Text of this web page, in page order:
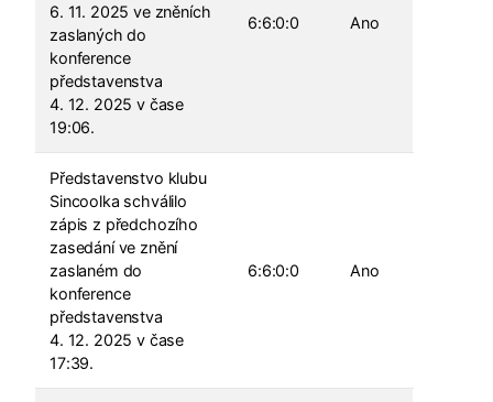
6. 11. 2025 ve zněních
zaslaných do
konference
představenstva
4. 12. 2025 v čase
19:06.
6:6:0:0 Ano
Představenstvo klubu
Sincoolka schválilo
zápis z předchozího
zasedání ve znění
zaslaném do
konference
představenstva
4. 12. 2025 v čase
17:39.
6:6:0:0 Ano